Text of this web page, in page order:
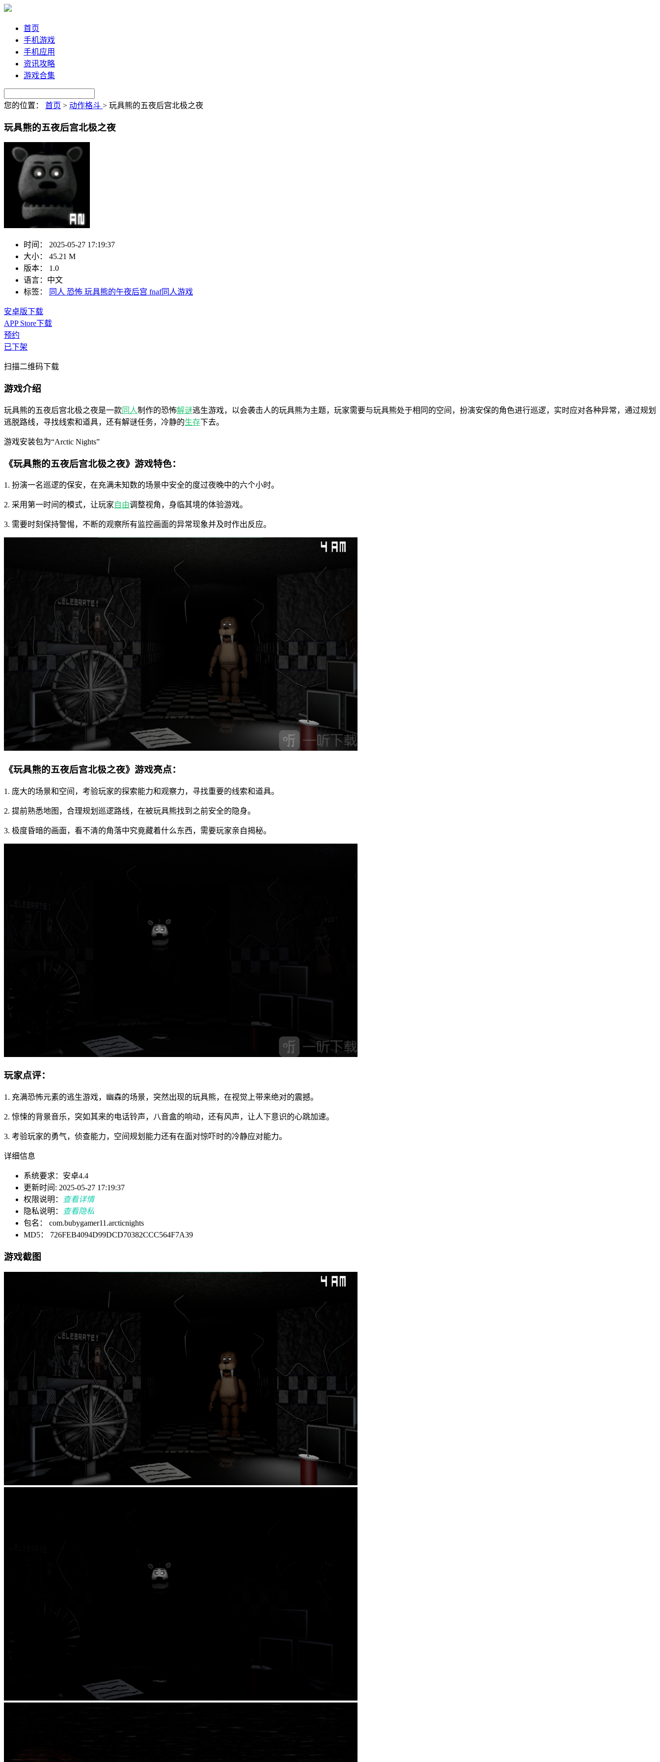
首页
手机游戏
手机应用
资讯攻略
游戏合集
您的位置： 首页 > 动作格斗 > 玩具熊的五夜后宫北极之夜
玩具熊的五夜后宫北极之夜
时间：
2025-05-27 17:19:37
大小：
45.21 M
版本：
1.0
语言： 中文
标签：
同人 恐怖 玩具熊的午夜后宫 fnaf同人游戏
安卓版下载
APP Store下载
预约
已下架
扫描二维码下载
游戏介绍
玩具熊的五夜后宫北极之夜是一款同人制作的恐怖解谜逃生游戏，以会袭击人的玩具熊为主题，玩家需要与玩具熊处于相同的空间，扮演安保的角色进行巡逻，实时应对各种异常，通过规划
逃脱路线，寻找线索和道具，还有解谜任务，冷静的生存下去。
游戏安装包为“Arctic Nights”
《玩具熊的五夜后宫北极之夜》游戏特色：
1. 扮演一名巡逻的保安，在充满未知数的场景中安全的度过夜晚中的六个小时。
2. 采用第一时间的模式，让玩家自由调整视角，身临其境的体验游戏。
3. 需要时刻保持警惕，不断的观察所有监控画面的异常现象并及时作出反应。
《玩具熊的五夜后宫北极之夜》游戏亮点：
1. 庞大的场景和空间，考验玩家的探索能力和观察力，寻找重要的线索和道具。
2. 提前熟悉地图，合理规划巡逻路线，在被玩具熊找到之前安全的隐身。
3. 极度昏暗的画面，看不清的角落中究竟藏着什么东西，需要玩家亲自揭秘。
玩家点评：
1. 充满恐怖元素的逃生游戏，幽森的场景，突然出现的玩具熊，在视觉上带来绝对的震撼。
2. 惊悚的背景音乐，突如其来的电话铃声，八音盒的响动，还有风声，让人下意识的心跳加速。
3. 考验玩家的勇气，侦查能力，空间规划能力还有在面对惊吓时的冷静应对能力。
详细信息
系统要求：安卓4.4
更新时间: 2025-05-27 17:19:37
权限说明：
查看详情
隐私说明：
查看隐私
包名： com.bubygamer11.arcticnights
MD5： 726FEB4094D99DCD70382CCC564F7A39
游戏截图